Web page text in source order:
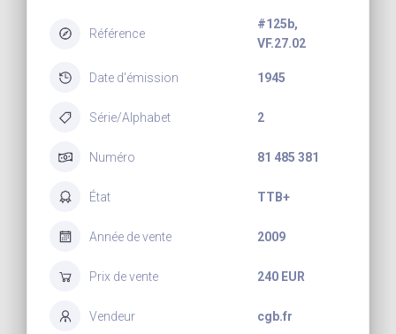
Référence
#125b,
VF.27.02
Date d'émission 1945
Série/Alphabet 2
Numéro 81 485 381
État TTB+
Année de vente 2009
Prix de vente 240 EUR
Vendeur cgb.fr